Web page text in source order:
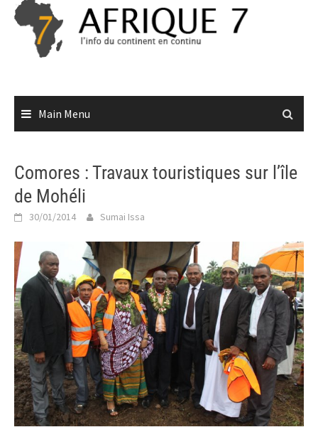
Skip
content
Main Menu
Comores : Travaux touristiques sur l’île
de Mohéli
30/01/2014 Sumai Issa